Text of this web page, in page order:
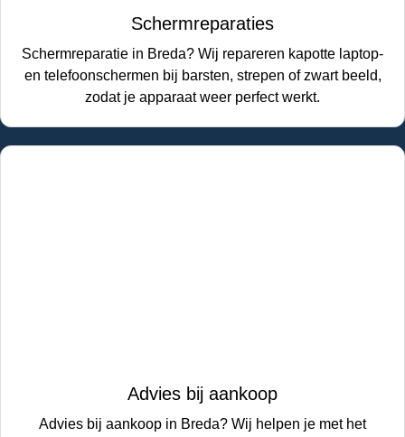
Schermreparaties
Schermreparatie in Breda? Wij repareren kapotte laptop-
en telefoonschermen bij barsten, strepen of zwart beeld,
zodat je apparaat weer perfect werkt.
Advies bij aankoop
Advies bij aankoop in Breda? Wij helpen je met het